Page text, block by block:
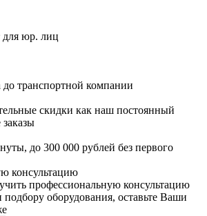
для юр. лиц
до транспортной компании
скидки как наш постоянный
до 300 000 рублей без первого
консультацию
профессиональную консультацию
оборудования, оставьте Ваши